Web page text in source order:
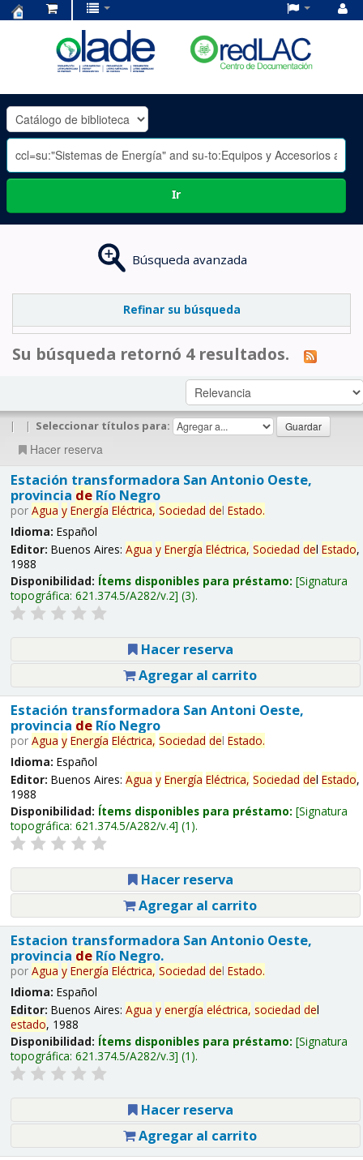
OLADE
-
Ir
Búsqueda avanzada
Refinar su búsqueda
Su búsqueda retornó 4 resultados.
| | Seleccionar títulos para:
Hacer reserva
Estación transformadora San Antonio Oeste,
provincia deRío Negro
por Agua y Energía Eléctrica, Sociedad del Estado.
Idioma: Español
Editor: Buenos Aires: Agua y Energía Eléctrica, Sociedad del Estado,
1988
Disponibilidad: Ítems disponibles para préstamo: Signatura
topográfica: 621.374.5/A282/v.2 (3).
Hacer reserva
Agregar al carrito
Estación transformadora San Antoni Oeste,
provincia deRío Negro
por Agua y Energía Eléctrica, Sociedad del Estado.
Idioma: Español
Editor: Buenos Aires: Agua y Energía Eléctrica, Sociedad del Estado,
1988
Disponibilidad: Ítems disponibles para préstamo: Signatura
topográfica: 621.374.5/A282/v.4 (1).
Hacer reserva
Agregar al carrito
Estacion transformadora San Antonio Oeste,
provincia deRío Negro.
por Agua y Energía Eléctrica, Sociedad del Estado.
Idioma: Español
Editor: Buenos Aires: Agua y energía eléctrica, sociedad del
estado, 1988
Disponibilidad: Ítems disponibles para préstamo: Signatura
topográfica: 621.374.5/A282/v.3 (1).
Hacer reserva
Agregar al carrito